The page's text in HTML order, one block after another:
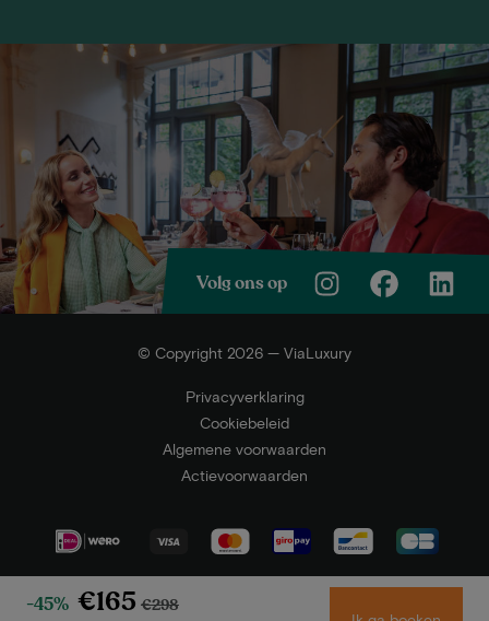
-45% €165 €298
Volg ons op
© Copyright 2026 — ViaLuxury
Privacyverklaring
Cookiebeleid
Algemene voorwaarden
Actievoorwaarden